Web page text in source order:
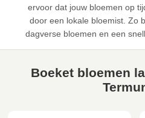
ervoor dat jouw bloemen op
door een lokale bloemist. Zo
dagverse bloemen en een
Boeket bloemen